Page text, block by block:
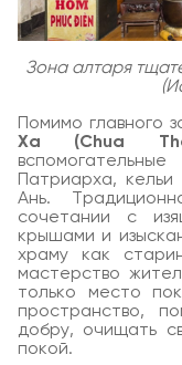
Зона алтаря
Помимо главного
Ха (Chua
Патриарха,
Ань.
сочетании с
крышами и
храму как
мастерство
только место
пространство,
добру, очищать
покой.